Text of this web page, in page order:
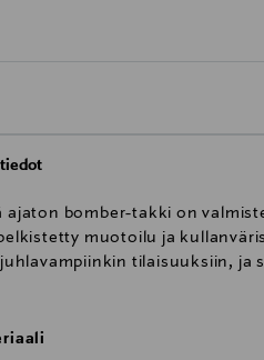
ajaton bomber-takki on
muotoilu ja
tilaisuuksiin, ja